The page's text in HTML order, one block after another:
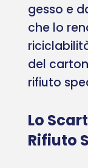
gesso e
che lo
del
rifiuto
Lo
Rifiuto